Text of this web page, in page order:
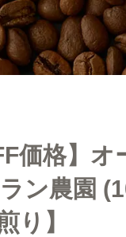
カフェオレベース
オーガニック商品
送料無料（コーヒー）
お試しセット（送料無料
まとめ買いディスカウン
価格】
ン農園
り】